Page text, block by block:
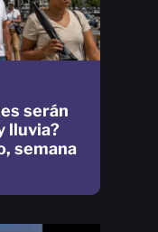
serán
lluvia?
semana